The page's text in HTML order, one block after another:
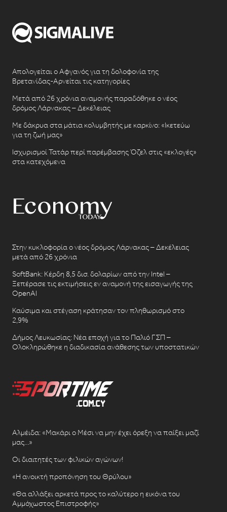
Απολογείται ο Αφγανός για τη δολοφονία της
Βρετανίδας-Αρνείται τις κατηγορίες
Μετά από 26 χρόνια αναμονής παραδόθηκε ο νέος
δρόμος Λάρνακας – Δεκέλειας
Με δάκρυα στα μάτια κολυμβητής με καρκίνο: «Ικετεύω
για τη ζωή μας»
Ισχυρισμοί Τατάρ περί παρέμβασης Όζελ στις «εκλογές»
στα κατεχόμενα
Στην κυκλοφορία ο νέος δρόμος Λάρνακας – Δεκέλειας
μετά από 26 χρόνια
SoftBank: Κέρδη 8,5 δισ. δολαρίων από την Intel –
Ξεπέρασε τις εκτιμήσεις εν αναμονή της εισαγωγής της
OpenAI
Καύσιμα και στέγαση κράτησαν τον πληθωρισμό στο
2,9%
Δήμος Λευκωσίας: Νέα εποχή για το Παλιό ΓΣΠ –
Ολοκληρώθηκε η διαδικασία ανάθεσης των υποστατικών
Αλμέιδα: «Μακάρι ο Μέσι να μην έχει όρεξη να παίξει μαζί
μας…»
Οι διαιτητές των φιλικών αγώνων!
«Η ανοικτή προπόνηση του Θρύλου»
«Θα αλλάξει αρκετά προς το καλύτερο η εικόνα του
Αμμόχωστος Επιστροφής»